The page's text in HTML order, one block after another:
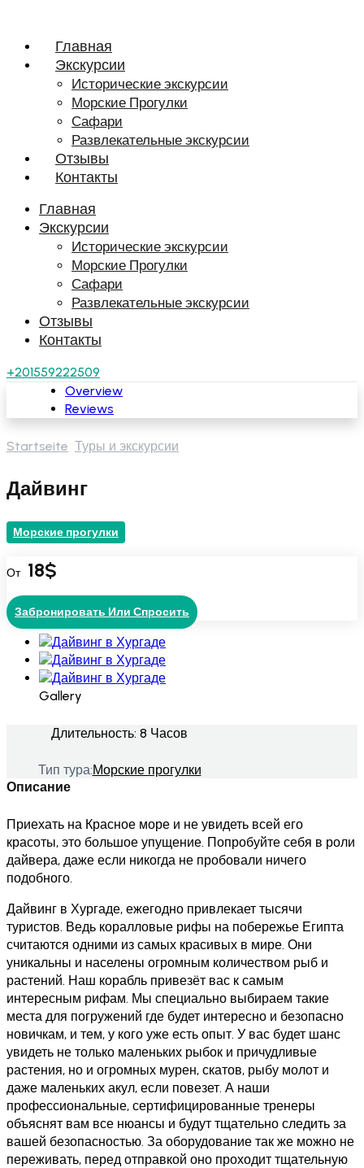
Главная
Экскурсии
Исторические экскурсии
Морские Прогулки
Сафари
Развлекательные экскурсии
Отзывы
Контакты
Главная
Экскурсии
Исторические экскурсии
Морские Прогулки
Сафари
Развлекательные экскурсии
Отзывы
Контакты
+201559222509
Overview
Reviews
Startseite Туры и экскурсии
Дайвинг
Морские прогулки
От 18$
Забронировать Или Спросить
Gallery
Длительность: 8 Часов
Тип тура:Морские прогулки
Описание
Приехать на Красное море и не увидеть всей его
красоты, это большое упущение. Попробуйте себя в роли
дайвера, даже если никогда не пробовали ничего
подобного.
Дайвинг в Хургаде, ежегодно привлекает тысячи
туристов. Ведь коралловые рифы на побережье Египта
считаются одними из самых красивых в мире. Они
уникальны и населены огромным количеством рыб и
растений. Наш корабль привезёт вас к самым
интересным рифам. Мы специально выбираем такие
места для погружений где будет интересно и безопасно
новичкам, и тем, у кого уже есть опыт. У вас будет шанс
увидеть не только маленьких рыбок и причудливые
растения, но и огромных мурен, скатов, рыбу молот и
даже маленьких акул, если повезет. А наши
профессиональные, сертифицированные тренеры
объяснят вам все нюансы и будут тщательно следить за
вашей безопасностью. За оборудование так же можно не
переживать, перед отправкой оно проходит тщательную